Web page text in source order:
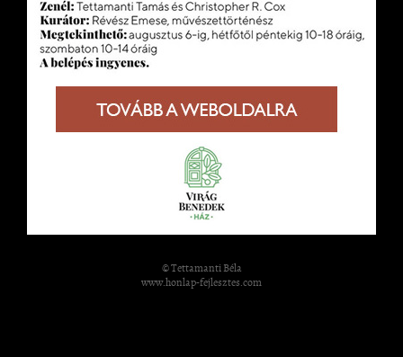
© Tettamanti Béla
www.honlap-fejlesztes.com